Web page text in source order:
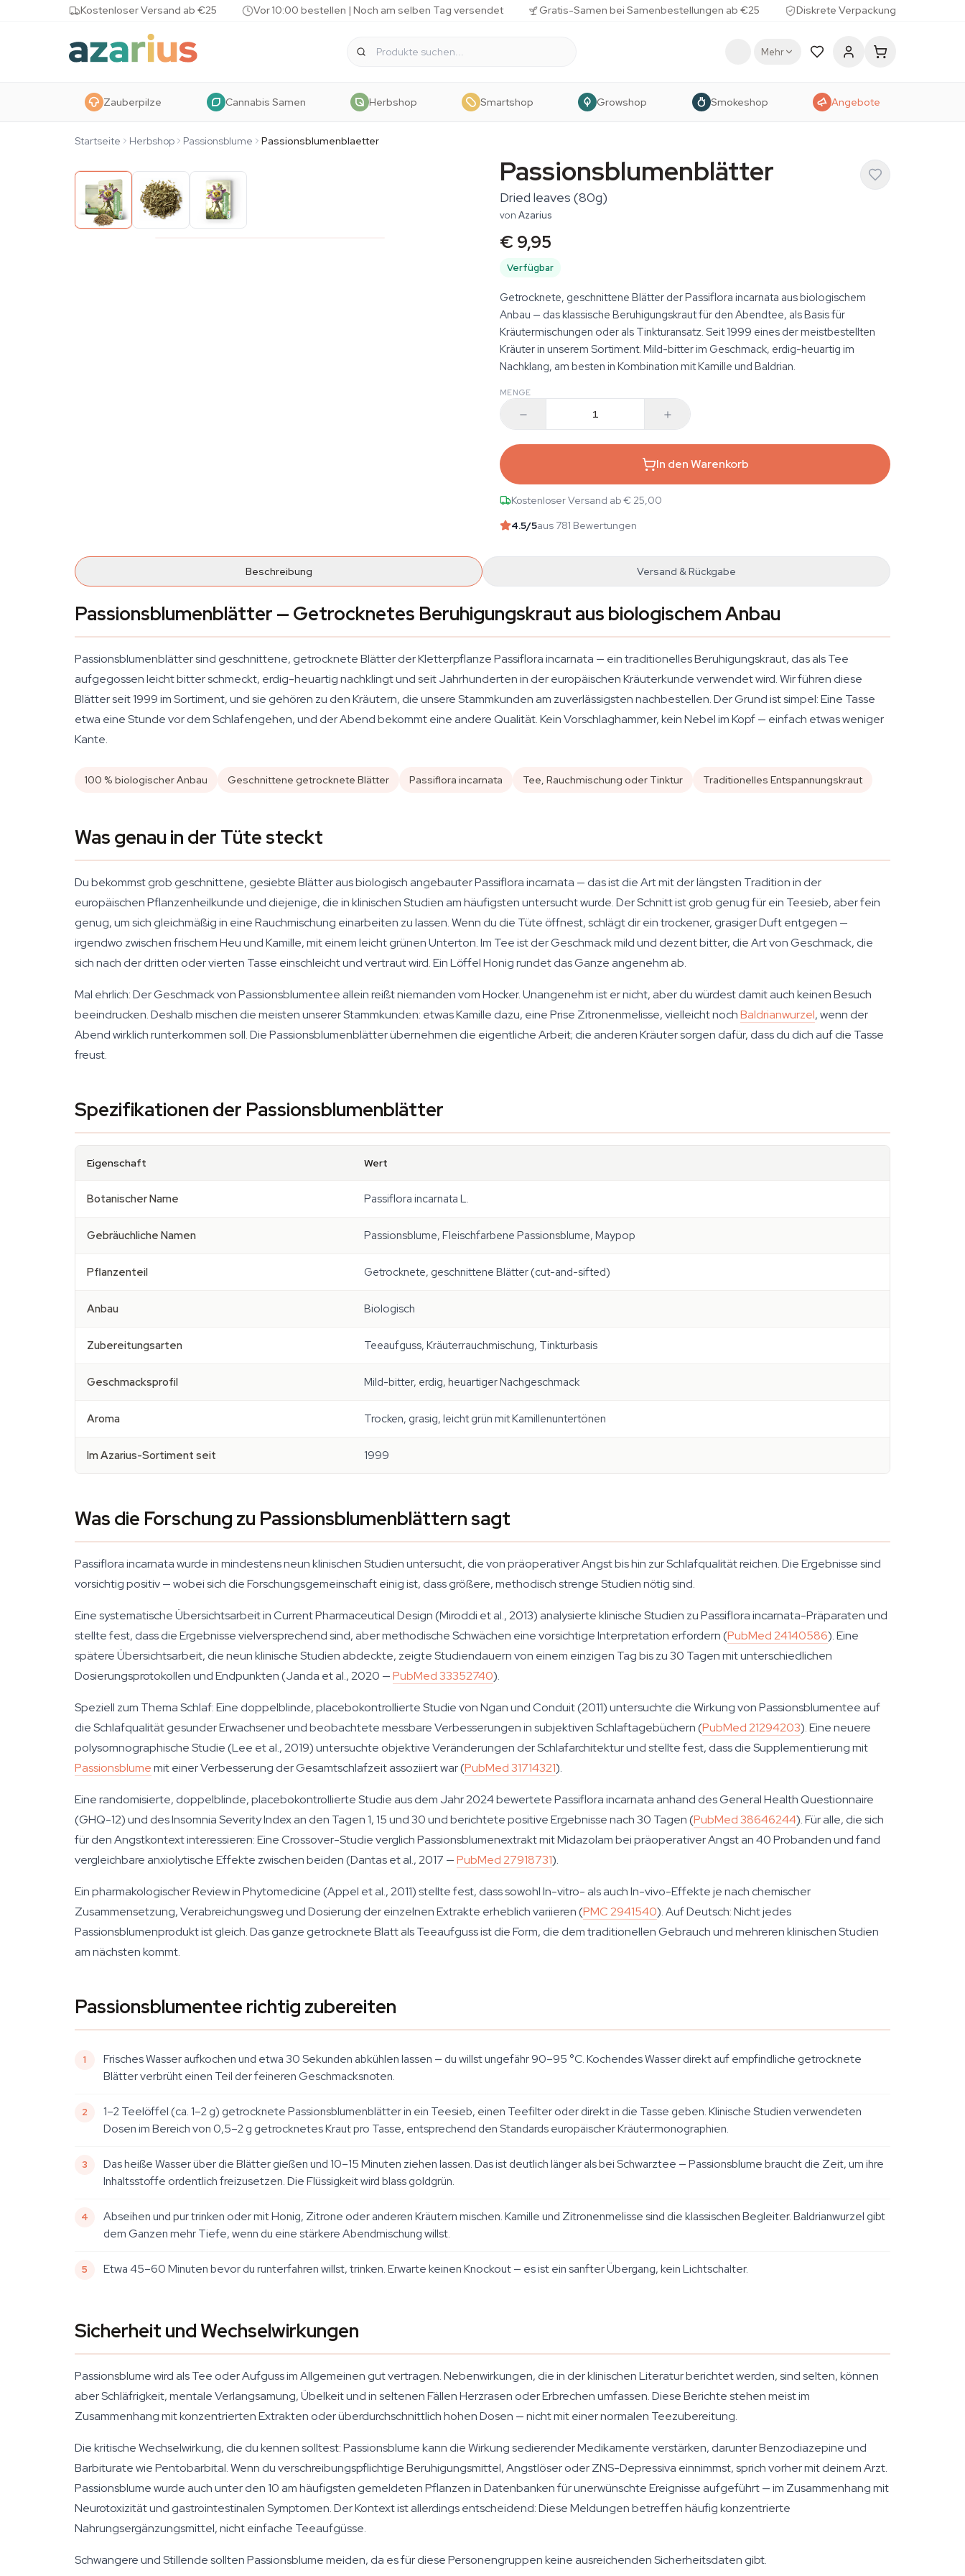
Skip to contentKostenloser Versand ab €25 Vor 10:00 bestellen | Noch am selben Tag versendet Gratis-Samen bei Samenbestellungen ab €25 Diskrete Verpackung
Mehr
Zauberpilze Cannabis Samen Herbshop Smartshop Growshop Smokeshop Angebote
Startseite Herbshop Passionsblume Passionsblumenblaetter
Passionsblumenblätter
Dried leaves (80g)
von Azarius
€ 9,95
Verfügbar
Getrocknete, geschnittene Blätter der Passiflora incarnata aus biologischem
Anbau — das klassische Beruhigungskraut für den Abendtee, als Basis für
Kräutermischungen oder als Tinkturansatz. Seit 1999 eines der meistbestellten
Kräuter in unserem Sortiment. Mild-bitter im Geschmack, erdig-heuartig im
Nachklang, am besten in Kombination mit Kamille und Baldrian.
MENGE
In den Warenkorb
Kostenloser Versand ab € 25,00
4.5/5aus 781 Bewertungen
Beschreibung Versand & Rückgabe
Passionsblumenblätter — Getrocknetes Beruhigungskraut aus biologischem Anbau
Passionsblumenblätter sind geschnittene, getrocknete Blätter der KletterpflanzePassiflora incarnata — ein traditionelles Beruhigungskraut, das als Tee
aufgegossen leicht bitter schmeckt, erdig-heuartig nachklingt und seit Jahrhunderten in der europäischen Kräuterkunde verwendet wird. Wir führen diese
Blätter seit 1999 im Sortiment, und sie gehören zu den Kräutern, die unsere Stammkunden am zuverlässigsten nachbestellen. Der Grund ist simpel: Eine Tasse
etwa eine Stunde vor dem Schlafengehen, und der Abend bekommt eine andere Qualität. Kein Vorschlaghammer, kein Nebel im Kopf — einfach etwas weniger
Kante.
100 % biologischer Anbau Geschnittene getrocknete Blätter Passiflora incarnata Tee, Rauchmischung oder Tinktur Traditionelles Entspannungskraut
Was genau in der Tüte steckt
Du bekommst grob geschnittene, gesiebte Blätter aus biologisch angebauterPassiflora incarnata — das ist die Art mit der längsten Tradition in der
europäischen Pflanzenheilkunde und diejenige, die in klinischen Studien am häufigsten untersucht wurde. Der Schnitt ist grob genug für ein Teesieb, aber fein
genug, um sich gleichmäßig in eine Rauchmischung einarbeiten zu lassen. Wenn du die Tüte öffnest, schlägt dir ein trockener, grasiger Duft entgegen —
irgendwo zwischen frischem Heu und Kamille, mit einem leicht grünen Unterton. Im Tee ist der Geschmack mild und dezent bitter, die Art von Geschmack, die
sich nach der dritten oder vierten Tasse einschleicht und vertraut wird. Ein Löffel Honig rundet das Ganze angenehm ab.
Mal ehrlich: Der Geschmack von Passionsblumentee allein reißt niemanden vom Hocker. Unangenehm ist er nicht, aber du würdest damit auch keinen Besuch
beeindrucken. Deshalb mischen die meisten unserer Stammkunden: etwas Kamille dazu, eine Prise Zitronenmelisse, vielleicht nochBaldrianwurzel, wenn der
Abend wirklich runterkommen soll. Die Passionsblumenblätter übernehmen die eigentliche Arbeit; die anderen Kräuter sorgen dafür, dass du dich auf die Tasse
freust.
Spezifikationen der Passionsblumenblätter
Eigenschaft Wert
Botanischer Name Passiflora incarnata L.
Gebräuchliche Namen Passionsblume, Fleischfarbene Passionsblume, Maypop
Pflanzenteil Getrocknete, geschnittene Blätter (cut-and-sifted)
Anbau Biologisch
Zubereitungsarten Teeaufguss, Kräuterrauchmischung, Tinkturbasis
Geschmacksprofil Mild-bitter, erdig, heuartiger Nachgeschmack
Aroma Trocken, grasig, leicht grün mit Kamillenuntertönen
Im Azarius-Sortiment seit 1999
Was die Forschung zu Passionsblumenblättern sagt
Passiflora incarnatawurde in mindestens neun klinischen Studien untersucht, die von präoperativer Angst bis hin zur Schlafqualität reichen. Die Ergebnisse sind
vorsichtig positiv — wobei sich die Forschungsgemeinschaft einig ist, dass größere, methodisch strenge Studien nötig sind.
Eine systematische Übersichtsarbeit inCurrent Pharmaceutical Design(Miroddi et al., 2013) analysierte klinische Studien zuPassiflora incarnata-Präparaten und
stellte fest, dass die Ergebnisse vielversprechend sind, aber methodische Schwächen eine vorsichtige Interpretation erfordern (PubMed 24140586). Eine
spätere Übersichtsarbeit, die neun klinische Studien abdeckte, zeigte Studiendauern von einem einzigen Tag bis zu 30 Tagen mit unterschiedlichen
Dosierungsprotokollen und Endpunkten (Janda et al., 2020 —PubMed 33352740).
Speziell zum Thema Schlaf: Eine doppelblinde, placebokontrollierte Studie von Ngan und Conduit (2011) untersuchte die Wirkung von Passionsblumentee auf
die Schlafqualität gesunder Erwachsener und beobachtete messbare Verbesserungen in subjektiven Schlaftagebüchern (PubMed 21294203). Eine neuere
polysomnographische Studie (Lee et al., 2019) untersuchte objektive Veränderungen der Schlafarchitektur und stellte fest, dass die Supplementierung mit
Passionsblumemit einer Verbesserung der Gesamtschlafzeit assoziiert war (PubMed 31714321).
Eine randomisierte, doppelblinde, placebokontrollierte Studie aus dem Jahr 2024 bewertetePassiflora incarnataanhand des General Health Questionnaire
(GHQ-12) und des Insomnia Severity Index an den Tagen 1, 15 und 30 und berichtete positive Ergebnisse nach 30 Tagen (PubMed 38646244). Für alle, die sich
für den Angstkontext interessieren: Eine Crossover-Studie verglich Passionsblumenextrakt mit Midazolam bei präoperativer Angst an 40 Probanden und fand
vergleichbare anxiolytische Effekte zwischen beiden (Dantas et al., 2017 —PubMed 27918731).
Ein pharmakologischer Review inPhytomedicine(Appel et al., 2011) stellte fest, dass sowohl In-vitro- als auch In-vivo-Effekte je nach chemischer
Zusammensetzung, Verabreichungsweg und Dosierung der einzelnen Extrakte erheblich variieren (PMC 2941540). Auf Deutsch: Nicht jedes
Passionsblumenprodukt ist gleich. Das ganze getrocknete Blatt als Teeaufguss ist die Form, die dem traditionellen Gebrauch und mehreren klinischen Studien
am nächsten kommt.
Passionsblumentee richtig zubereiten
Frisches Wasser aufkochen und etwa 30 Sekunden abkühlen lassen — du willst ungefähr 90–95 °C. Kochendes Wasser direkt auf empfindliche getrocknete
Blätter verbrüht einen Teil der feineren Geschmacksnoten.
1–2 Teelöffel (ca. 1–2 g) getrocknete Passionsblumenblätter in ein Teesieb, einen Teefilter oder direkt in die Tasse geben. Klinische Studien verwendeten
Dosen im Bereich von 0,5–2 g getrocknetes Kraut pro Tasse, entsprechend den Standards europäischer Kräutermonographien.
Das heiße Wasser über die Blätter gießen und 10–15 Minuten ziehen lassen. Das ist deutlich länger als bei Schwarztee — Passionsblume braucht die Zeit, um ihre
Inhaltsstoffe ordentlich freizusetzen. Die Flüssigkeit wird blass goldgrün.
Abseihen und pur trinken oder mit Honig, Zitrone oder anderen Kräutern mischen. Kamille und Zitronenmelisse sind die klassischen Begleiter. Baldrianwurzel gibt
dem Ganzen mehr Tiefe, wenn du eine stärkere Abendmischung willst.
Etwa 45–60 Minuten bevor du runterfahren willst, trinken. Erwarte keinen Knockout — es ist ein sanfter Übergang, kein Lichtschalter.
Sicherheit und Wechselwirkungen
Passionsblume wird als Tee oder Aufguss im Allgemeinen gut vertragen. Nebenwirkungen, die in der klinischen Literatur berichtet werden, sind selten, können
aber Schläfrigkeit, mentale Verlangsamung, Übelkeit und in seltenen Fällen Herzrasen oder Erbrechen umfassen. Diese Berichte stehen meist im
Zusammenhang mit konzentrierten Extrakten oder überdurchschnittlich hohen Dosen — nicht mit einer normalen Teezubereitung.
Die kritische Wechselwirkung, die du kennen solltest: Passionsblume kann die Wirkung sedierender Medikamente verstärken, darunter Benzodiazepine und
Barbiturate wie Pentobarbital. Wenn du verschreibungspflichtige Beruhigungsmittel, Angstlöser oder ZNS-Depressiva einnimmst, sprich vorher mit deinem Arzt.
Passionsblume wurde auch unter den 10 am häufigsten gemeldeten Pflanzen in Datenbanken für unerwünschte Ereignisse aufgeführt — im Zusammenhang mit
Neurotoxizität und gastrointestinalen Symptomen. Der Kontext ist allerdings entscheidend: Diese Meldungen betreffen häufig konzentrierte
Nahrungsergänzungsmittel, nicht einfache Teeaufgüsse.
Schwangere und Stillende sollten Passionsblume meiden, da es für diese Personengruppen keine ausreichenden Sicherheitsdaten gibt.